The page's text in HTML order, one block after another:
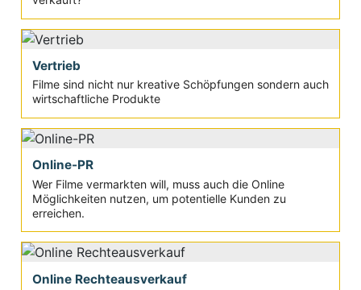
Vertrieb
Filme sind nicht nur kreative Schöpfungen sondern auch
wirtschaftliche Produkte
Online-PR
Wer Filme vermarkten will, muss auch die Online
Möglichkeiten nutzen, um potentielle Kunden zu
erreichen.
Online Rechteausverkauf